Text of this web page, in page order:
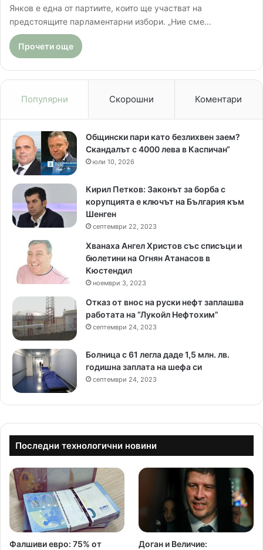
Янков е една от партиите, които ще участват на
предстоящите парламентарни избори. „Ние сме…
Прочети още
Популярни Скорошни Коментари
Общински пари като безлихвен заем?
Скандалът с 4000 лева в Каспичан“
юли 10, 2026
Кирил Петков: Законът за борба с
корупцията е ключът на България към
Шенген
септември 22, 2023
Хванаха Ангел Христов със списъци и
бюлетини на Огнян Атанасов в
Кюстендил
ноември 3, 2023
Отказ от внос на руски нефт заплашва
работата на “Лукойл Нефтохим”
септември 24, 2023
Болница с 61 легла даде 1,5 млн. лв.
годишна заплата на шефа си
септември 24, 2023
Последни технологични новини
Фалшиви евро: 75% от
Доган и Величие: